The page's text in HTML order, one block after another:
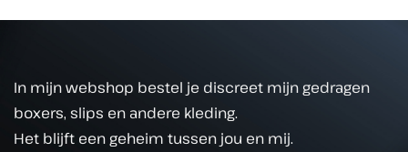
In mijn webshop bestel je discreet mijn gedragen
boxers, slips en andere kleding.
Het blijft een geheim tussen jou en mij.